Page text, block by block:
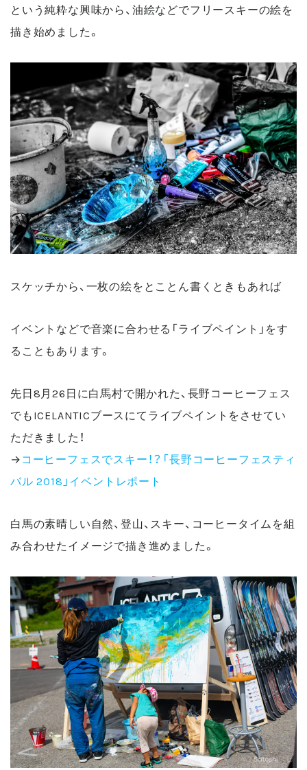
という純粋な興味から、油絵などでフリースキーの絵を
描き始めました。
スケッチから、一枚の絵をとことん書くときもあれば
イベントなどで音楽に合わせる「ライブペイント」をす
ることもあります。
先日8月26日に白馬村で開かれた、長野コーヒーフェス
でもICELANTICブースにてライブペイントをさせてい
ただきました！
→コーヒーフェスでスキー！？「長野コーヒーフェスティ
バル 2018」イベントレポート
白馬の素晴しい自然、登山、スキー、コーヒータイムを組
み合わせたイメージで描き進めました。